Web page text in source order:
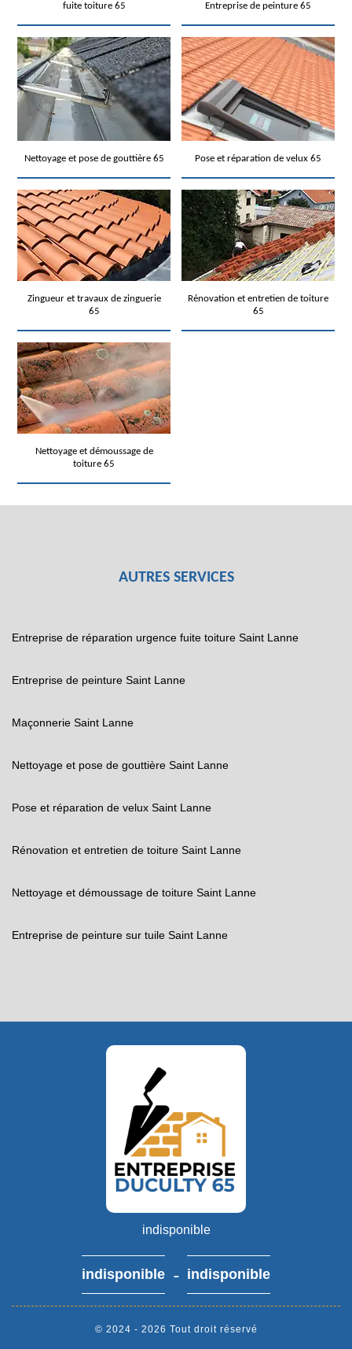
fuite toiture 65
Entreprise de peinture 65
Nettoyage et pose de gouttière 65 Pose et réparation de velux 65
Zingueur et travaux de zinguerie
65
Rénovation et entretien de toiture
65
Nettoyage et démoussage de
toiture 65
AUTRES SERVICES
Entreprise de réparation urgence fuite toiture Saint Lanne
Entreprise de peinture Saint Lanne
Maçonnerie Saint Lanne
Nettoyage et pose de gouttière Saint Lanne
Pose et réparation de velux Saint Lanne
Rénovation et entretien de toiture Saint Lanne
Nettoyage et démoussage de toiture Saint Lanne
Entreprise de peinture sur tuile Saint Lanne
indisponible
indisponible - indisponible
© 2024 - 2026 Tout droit réservé